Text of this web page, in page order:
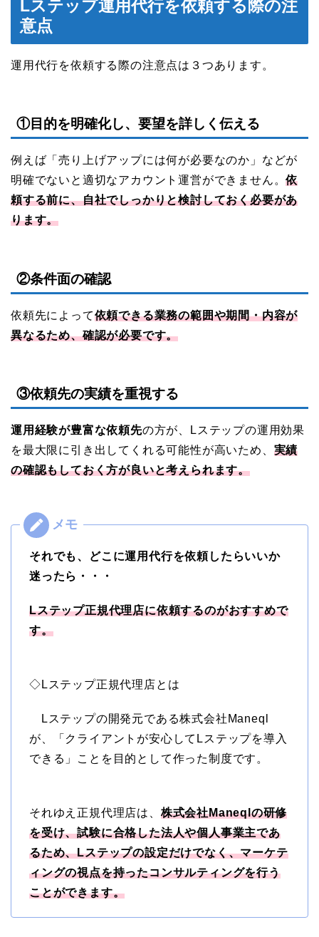
Lステップ運用代行を依頼する際の注
意点
運用代行を依頼する際の注意点は３つあります。
①目的を明確化し、要望を詳しく伝える
例えば「売り上げアップには何が必要なのか」などが
明確でないと適切なアカウント運営ができません。依
頼する前に、自社でしっかりと検討しておく必要があ
ります。
②条件面の確認
依頼先によって依頼できる業務の範囲や期間・内容が
異なるため、確認が必要です。
③依頼先の実績を重視する
運用経験が豊富な依頼先の方が、Lステップの運用効果
を最大限に引き出してくれる可能性が高いため、 実績
の確認もしておく方が良いと考えられます。
それでも、どこに運用代行を依頼したらいいか
迷ったら・・・
Lステップ正規代理店に依頼するのがおすすめで
す。
◇Lステップ正規代理店とは
Lステップの開発元である株式会社Maneql
が、「クライアントが安心してLステップを導入
できる」ことを目的として作った制度です。
それゆえ正規代理店は、 株式会社Maneqlの研修
を受け、試験に合格した法人や個人事業主であ
るため、Lステップの設定だけでなく、マーケテ
ィングの視点を持ったコンサルティングを行う
ことができます。